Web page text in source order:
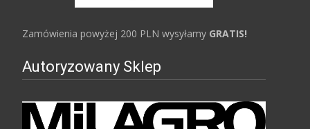
Zamówienia powyżej 200 PLN wysyłamy GRATIS!
Autoryzowany Sklep